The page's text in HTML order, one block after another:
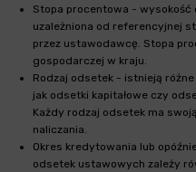
Stopa procentowa -
uzależniona od referencyjnej
przez ustawodawcę. Stopa
gospodarczej w kraju.
Rodzaj odsetek - istnieją
jak odsetki kapitałowe czy
Każdy rodzaj odsetek ma
naliczania.
Okres kredytowania lub
odsetek ustawowych zależy